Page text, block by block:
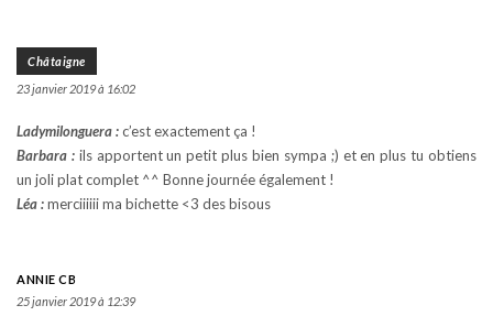
Châtaigne
23 janvier 2019 à 16:02
Ladymilonguera :c’est exactement ça !
Barbara :ils apportent un petit plus bien sympa ;) et en plus tu obtiens
un joli plat complet ^^ Bonne journée également !
Léa :merciiiiii ma bichette <3 des bisous
ANNIE CB
25 janvier 2019 à 12:39